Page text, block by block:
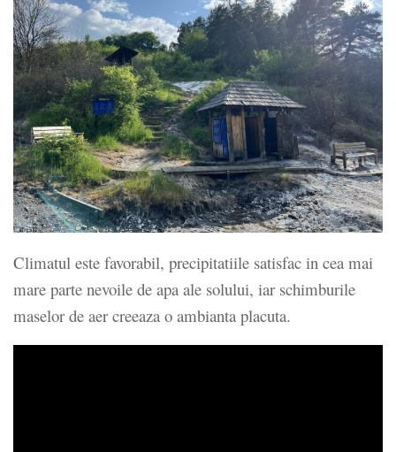
Climatul este favorabil, precipitatiile satisfac in cea mai
mare parte nevoile de apa ale solului, iar schimburile
maselor de aer creeaza o ambianta placuta.